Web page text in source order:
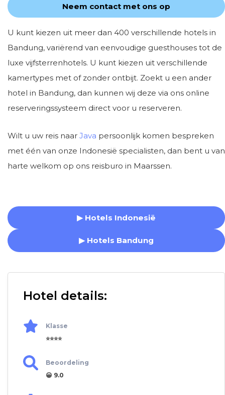
Neem contact met ons op
U kunt kiezen uit meer dan 400 verschillende hotels in
Bandung, variërend van eenvoudige guesthouses tot de
luxe vijfsterrenhotels. U kunt kiezen uit verschillende
kamertypes met of zonder ontbijt. Zoekt u een ander
hotel in Bandung, dan kunnen wij deze via ons online
reserveringssysteem direct voor u reserveren.
Wilt u uw reis naar Java persoonlijk komen bespreken
met één van onze Indonesië specialisten, dan bent u van
harte welkom op ons reisburo in Maarssen.
▶ Hotels Indonesië
▶ Hotels Bandung
Hotel details:
Klasse
⭐⭐⭐⭐
Beoordeling
😀 9.0